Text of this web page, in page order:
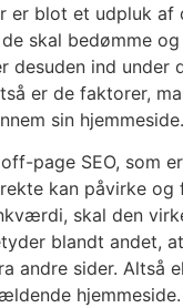
er blot et udpluk af
skal bedømme
desuden ind under
er de faktorer,
sin hjemmeside.
page SEO, som
kan påvirke og
skal den
blandt andet,
andre sider. Altså